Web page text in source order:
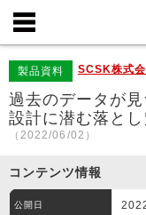
製品資料 SCSK株式
過去のデータが
設計に潜む落と
（2022/06/02）
コンテンツ情報
公開日